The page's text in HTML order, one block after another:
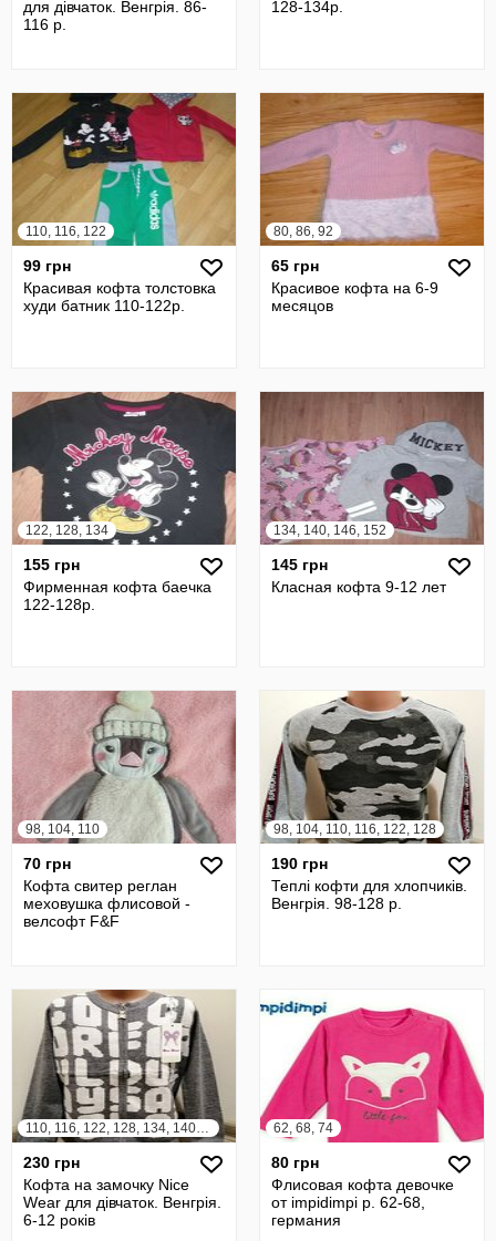
для дівчаток. Венгрія. 86-
116 р.
128-134р.
110, 116, 122
99 грн
Красивая кофта толстовка
худи батник 110-122р.
80, 86, 92
65 грн
Красивое кофта на 6-9
месяцов
122, 128, 134
155 грн
Фирменная кофта баечка
122-128р.
134, 140, 146, 152
145 грн
Класная кофта 9-12 лет
98, 104, 110
70 грн
Кофта свитер реглан
меховушка флисовой -
велсофт F&F
98, 104, 110, 116, 122, 128
190 грн
Теплі кофти для хлопчиків.
Венгрія. 98-128 р.
110, 116, 122, 128, 134, 140, 146, 152
230 грн
Кофта на замочку Nice
Wear для дівчаток. Венгрія.
6-12 років
62, 68, 74
80 грн
Флисовая кофта девочке
от impidimpi р. 62-68,
германия